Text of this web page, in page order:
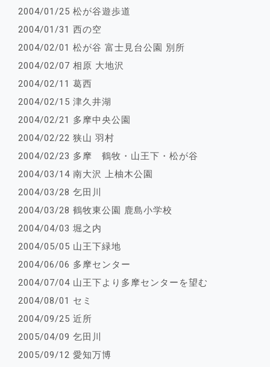
2004/01/25 松が谷遊歩道
2004/01/31 西の空
2004/02/01 松が谷 富士見台公園 別所
2004/02/07 相原 大地沢
2004/02/11 葛西
2004/02/15 津久井湖
2004/02/21 多摩中央公園
2004/02/22 狭山 羽村
2004/02/23 多摩 鶴牧・山王下・松が谷
2004/03/14 南大沢 上柚木公園
2004/03/28 乞田川
2004/03/28 鶴牧東公園 鹿島小学校
2004/04/03 堀之内
2004/05/05 山王下緑地
2004/06/06 多摩センター
2004/07/04 山王下より多摩センターを望む
2004/08/01 セミ
2004/09/25 近所
2005/04/09 乞田川
2005/09/12 愛知万博